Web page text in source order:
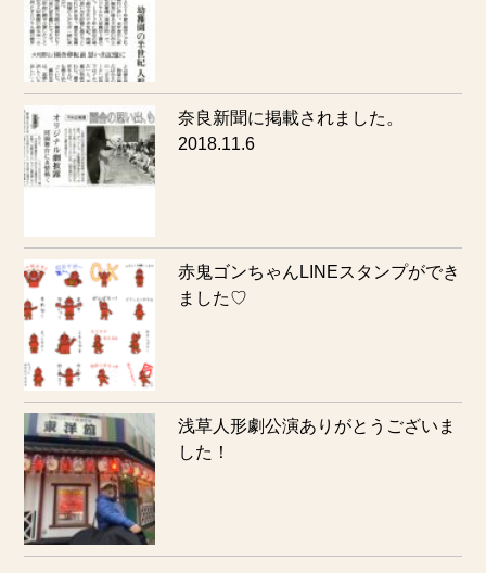
奈良新聞に掲載されました。
2018.11.6
赤鬼ゴンちゃんLINEスタンプができ
ました♡
浅草人形劇公演ありがとうございま
した！